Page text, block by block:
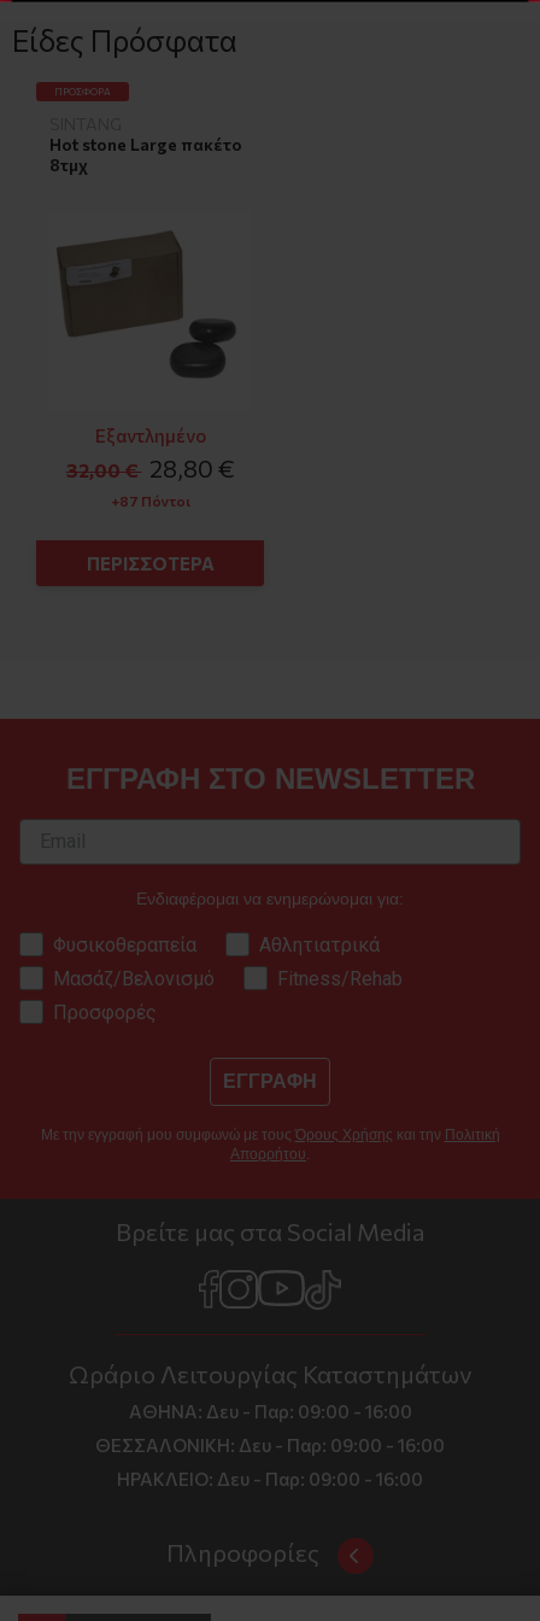
Είδες Πρόσφατα
Hot stone Large πακέτο
8τμχ
Εξαντλημένο
32,00 € 28,80 €
+87 Πόντοι
ΠΕΡΙΣΣΟΤΕΡΑ
ΠΡΟΣΦΟΡΆ
ΕΓΓΡΑΦΗ ΣΤΟ NEWSLETTER
Ενδιαφέρομαι να ενημερώνομαι για:
Φυσικοθεραπεία
Αθλητιατρικά
Μασάζ/Βελονισμό
Fitness/Rehab
Προσφορές
ΕΓΓΡΑΦΗ
Με την εγγραφή μου συμφωνώ με τους Όρους Χρήσης και την Πολιτική
Απορρήτου
Βρείτε μας στα Social Media
Ωράριο Λειτουργίας Καταστημάτων
ΑΘΗΝΑ: Δευ - Παρ: 09:00 - 16:00
ΘΕΣΣΑΛΟΝΙΚΗ: Δευ - Παρ: 09:00 - 16:00
ΗΡΑΚΛΕΙΟ: Δευ - Παρ: 09:00 - 16:00
Πληροφορίες
Όροι και Προϋποθέσεις